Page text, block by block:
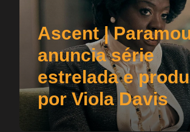
Ascent |
anuncia série
estrelada e
por Viola Davis